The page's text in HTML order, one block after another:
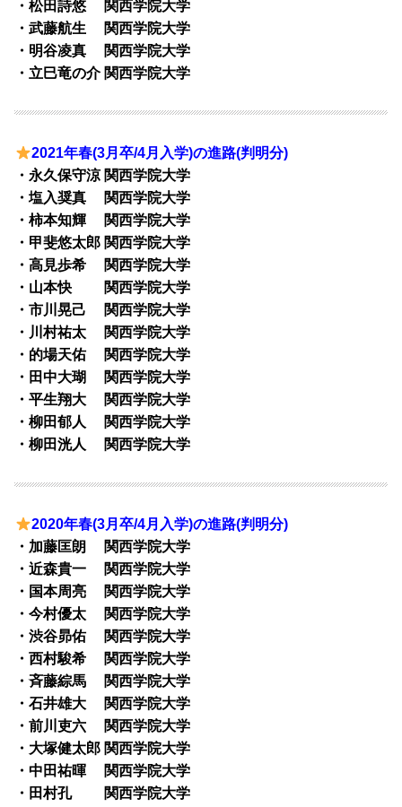
・松田詩悠 関西学院大学
・武藤航生 関西学院大学
・明谷凌真 関西学院大学
・立巳竜の介 関西学院大学
2021年春(3月卒/4月入学)の進路(判明分)
・永久保守涼 関西学院大学
・塩入奨真 関西学院大学
・柿本知輝 関西学院大学
・甲斐悠太郎 関西学院大学
・高見歩希 関西学院大学
・山本快 関西学院大学
・市川晃己 関西学院大学
・川村祐太 関西学院大学
・的場天佑 関西学院大学
・田中大瑚 関西学院大学
・平生翔大 関西学院大学
・柳田郁人 関西学院大学
・柳田洸人 関西学院大学
2020年春(3月卒/4月入学)の進路(判明分)
・加藤匡朗 関西学院大学
・近森貴一 関西学院大学
・国本周亮 関西学院大学
・今村優太 関西学院大学
・渋谷昴佑 関西学院大学
・西村駿希 関西学院大学
・斉藤綜馬 関西学院大学
・石井雄大 関西学院大学
・前川吏六 関西学院大学
・大塚健太郎 関西学院大学
・中田祐暉 関西学院大学
・田村孔 関西学院大学